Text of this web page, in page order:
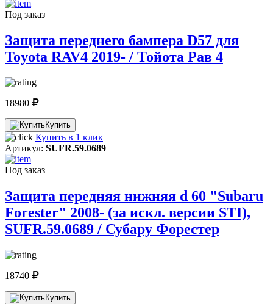
Под заказ
Защита переднего бампера D57 для
Toyota RAV4 2019- / Тойота Рав 4
18980
Купить
Купить в 1 клик
Артикул: SUFR.59.0689
Под заказ
Защита передняя нижняя d 60 "Subaru
Forester" 2008- (за искл. версии STI),
SUFR.59.0689 / Субару Форестер
18740
Купить